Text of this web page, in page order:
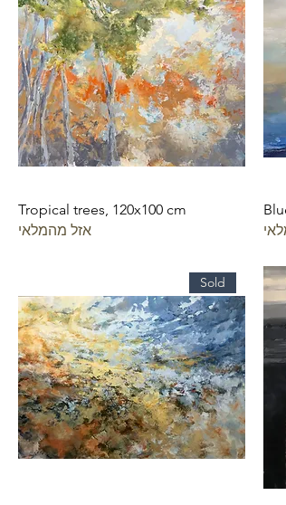
Tropical trees, 120x100 cm
אזל מהמלאי
Sold